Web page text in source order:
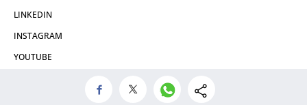
LINKEDIN
INSTAGRAM
YOUTUBE